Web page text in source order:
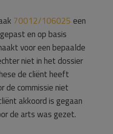
70012/106025 een
en op basis
voor een bepaalde
niet in het dossier
de cliënt heeft
de commissie niet
akkoord is gegaan
de arts was gezet.